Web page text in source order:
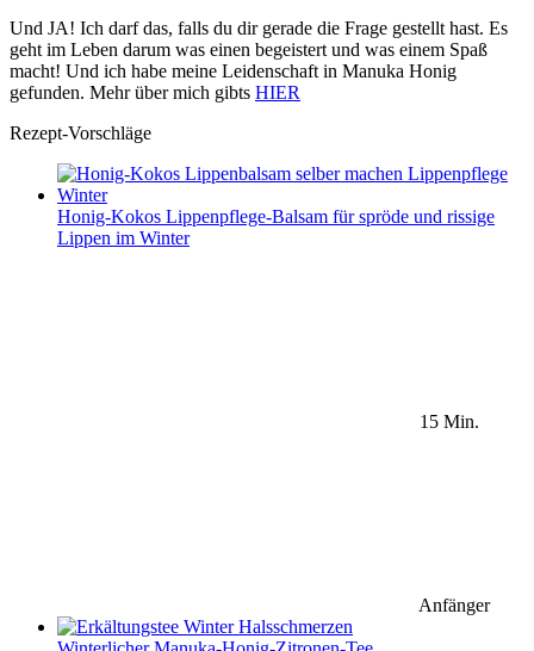
Und JA! Ich darf das, falls du dir gerade die Frage gestellt hast. Es
geht im Leben darum was einen begeistert und was einem Spaß
macht! Und ich habe meine Leidenschaft in Manuka Honig
gefunden. Mehr über mich gibts HIER
Rezept-Vorschläge
Honig-Kokos Lippenpflege-Balsam für spröde und rissige
Lippen im Winter
15 Min.
Anfänger